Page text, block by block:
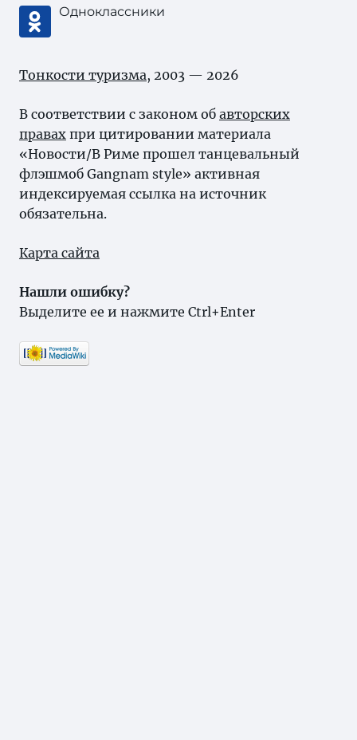
Одноклассники
Тонкости туризма, 2003 — 2026
В соответствии с законом об авторских
правах при цитировании материала
«Новости/В Риме прошел танцевальный
флэшмоб Gangnam style» активная
индексируемая ссылка на источник
обязательна.
Карта сайта
Нашли ошибку?
Выделите ее и нажмите Ctrl+Enter